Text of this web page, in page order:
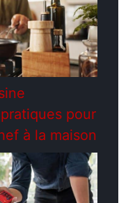
pour
à la maison